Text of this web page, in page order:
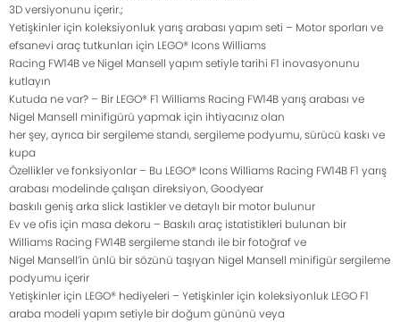
3D versiyonunu içerir.;
Yetişkinler için koleksiyonluk yarış arabası yapım seti – Motor sporları ve
efsanevi araç tutkunları için LEGO® Icons Williams
Racing FW14B ve Nigel Mansell yapım setiyle tarihi F1 inovasyonunu
kutlayın
Kutuda ne var? – Bir LEGO® F1 Williams Racing FW14B yarış arabası ve
Nigel Mansell minifigürü yapmak için ihtiyacınız olan
her şey, ayrıca bir sergileme standı, sergileme podyumu, sürücü kaskı ve
kupa
Özellikler ve fonksiyonlar – Bu LEGO® Icons Williams Racing FW14B F1 yarış
arabası modelinde çalışan direksiyon, Goodyear
baskılı geniş arka slick lastikler ve detaylı bir motor bulunur
Ev ve ofis için masa dekoru – Baskılı araç istatistikleri bulunan bir
Williams Racing FW14B sergileme standı ile bir fotoğraf ve
Nigel Mansell’in ünlü bir sözünü taşıyan Nigel Mansell minifigür sergileme
podyumu içerir
Yetişkinler için LEGO® hediyeleri – Yetişkinler için koleksiyonluk LEGO F1
araba modeli yapım setiyle bir doğum gününü veya